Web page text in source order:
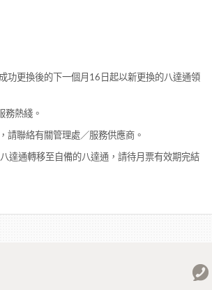
功更換後的下一個月16日起以新更換的八達通領
務熱綫。
請聯絡有關管理處／服務供應商。
達通轉移至自備的八達通，請待月票有效期完結